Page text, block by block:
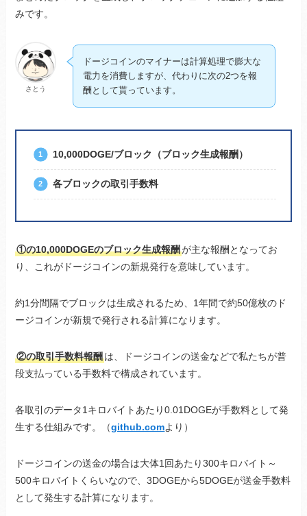
みです。
さとう
ドージコインのマイナーは計算処理で膨大な
電力を消費しますが、代わりに次の2つを報
酬として貰っています。
10,000DOGE/ブロック（ブロック生成報酬）
各ブロックの取引手数料
①の10,000DOGEのブロック生成報酬が主な報酬となってお
り、これがドージコインの新規発行を意味しています。
約1分間隔でブロックは生成されるため、1年間で約50億枚のド
ージコインが新規で発行される計算になります。
②の取引手数料報酬は、ドージコインの送金などで私たちが普
段支払っている手数料で構成されています。
各取引のデータ1キロバイトあたり0.01DOGEが手数料として発
生する仕組みです。（github.comより）
ドージコインの送金の場合は大体1回あたり300キロバイト～
500キロバイトくらいなので、3DOGEから5DOGEが送金手数料
として発生する計算になります。